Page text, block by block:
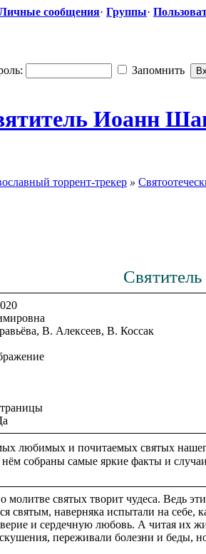
сообщения· Группы·
Запомнить
Иоанн
торрент-трекер »
В. Алексеев, В. Коссак
любимых и почитаемых святых
нём собраны самые яркие факты и
святых творит чудеса. Ведь
святым, наверняка испытали на
и сердечную любовь. А читая
переживали болезни и беды,